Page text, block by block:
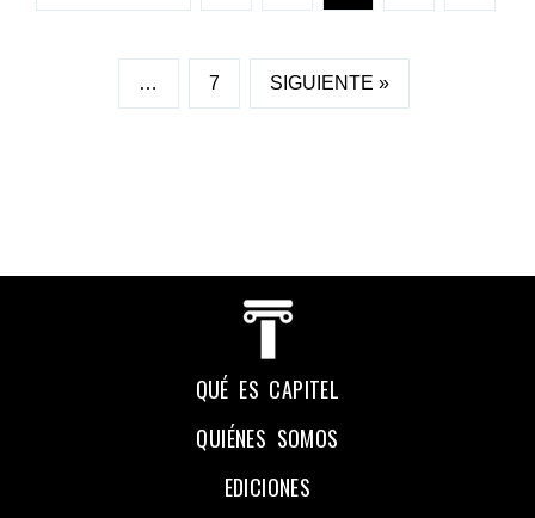
… 7 SIGUIENTE »
QUÉ ES CAPITEL
QUIÉNES SOMOS
EDICIONES